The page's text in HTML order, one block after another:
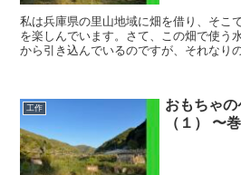
私は兵庫県の里山地域に畑を借り、そこ
を楽しんでいます。さて、この畑で使う
から引き込んでいるのですが、それなり
は高いところに取水口を置かなければな
工作
おもちゃ
（１） 〜